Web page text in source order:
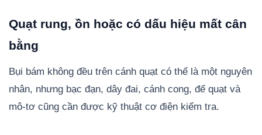
Quạt rung, ồn hoặc có dấu hiệu mất cân
bằng
Bụi bám không đều trên cánh quạt có thể là một nguyên
nhân, nhưng bạc đạn, dây đai, cánh cong, đế quạt và
mô-tơ cũng cần được kỹ thuật cơ điện kiểm tra.